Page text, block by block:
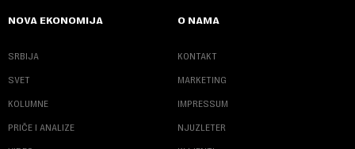
NOVA EKONOMIJA
SRBIJA
SVET
KOLUMNE
PRIČE I ANALIZE
O NAMA
KONTAKT
MARKETING
IMPRESSUM
NJUZLETER